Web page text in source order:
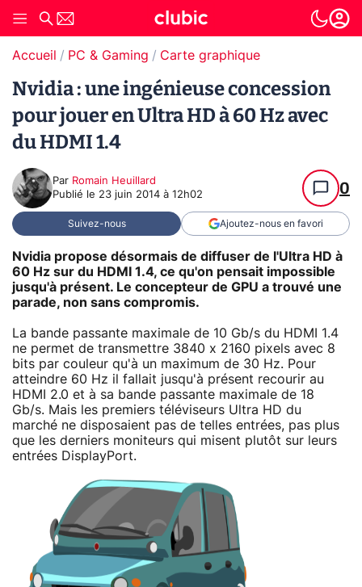
Accueil PC & Gaming Carte graphique
Nvidia : une ingénieuse concession
pour jouer en Ultra HD à 60 Hz avec
du HDMI 1.4
Par Romain Heuillard
Publié le 23 juin 2014 à 12h02 0
Suivez-nous Ajoutez-nous en favori
Nvidia propose désormais de diffuser de l'Ultra HD à
60 Hz sur du HDMI 1.4, ce qu'on pensait impossible
jusqu'à présent. Le concepteur de GPU a trouvé une
parade, non sans compromis.
La bande passante maximale de 10 Gb/s du HDMI 1.4
ne permet de transmettre 3840 x 2160 pixels avec 8
bits par couleur qu'à un maximum de 30 Hz. Pour
atteindre 60 Hz il fallait jusqu'à présent recourir au
HDMI 2.0 et à sa bande passante maximale de 18
Gb/s. Mais les premiers téléviseurs Ultra HD du
marché ne disposaient pas de telles entrées, pas plus
que les derniers moniteurs qui misent plutôt sur leurs
entrées DisplayPort.